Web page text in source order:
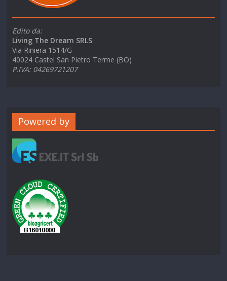
Edito da:
Living The Dream SRLS
Via Riniera 1514/G
40024 Castel San Pietro Terme (BO)
P.IVA: 04269721207
Powered by